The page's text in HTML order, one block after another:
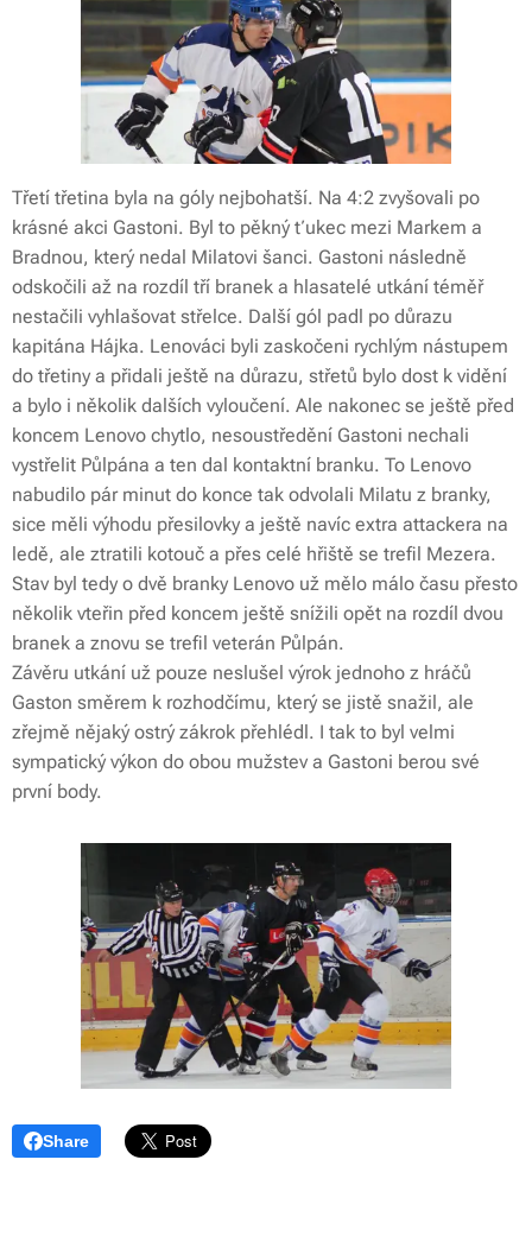
Třetí třetina byla na góly nejbohatší. Na 4:2 zvyšovali po
krásné akci Gastoni. Byl to pěkný ťukec mezi Markem a
Bradnou, který nedal Milatovi šanci. Gastoni následně
odskočili až na rozdíl tří branek a hlasatelé utkání téměř
nestačili vyhlašovat střelce. Další gól padl po důrazu
kapitána Hájka. Lenováci byli zaskočeni rychlým nástupem
do třetiny a přidali ještě na důrazu, střetů bylo dost k vidění
a bylo i několik dalších vyloučení. Ale nakonec se ještě před
koncem Lenovo chytlo, nesoustředění Gastoni nechali
vystřelit Půlpána a ten dal kontaktní branku. To Lenovo
nabudilo pár minut do konce tak odvolali Milatu z branky,
sice měli výhodu přesilovky a ještě navíc extra attackera na
ledě, ale ztratili kotouč a přes celé hřiště se trefil Mezera.
Stav byl tedy o dvě branky Lenovo už mělo málo času přesto
několik vteřin před koncem ještě snížili opět na rozdíl dvou
branek a znovu se trefil veterán Půlpán.
Závěru utkání už pouze neslušel výrok jednoho z hráčů
Gaston směrem k rozhodčímu, který se jistě snažil, ale
zřejmě nějaký ostrý zákrok přehlédl. I tak to byl velmi
sympatický výkon do obou mužstev a Gastoni berou své
první body.
Share